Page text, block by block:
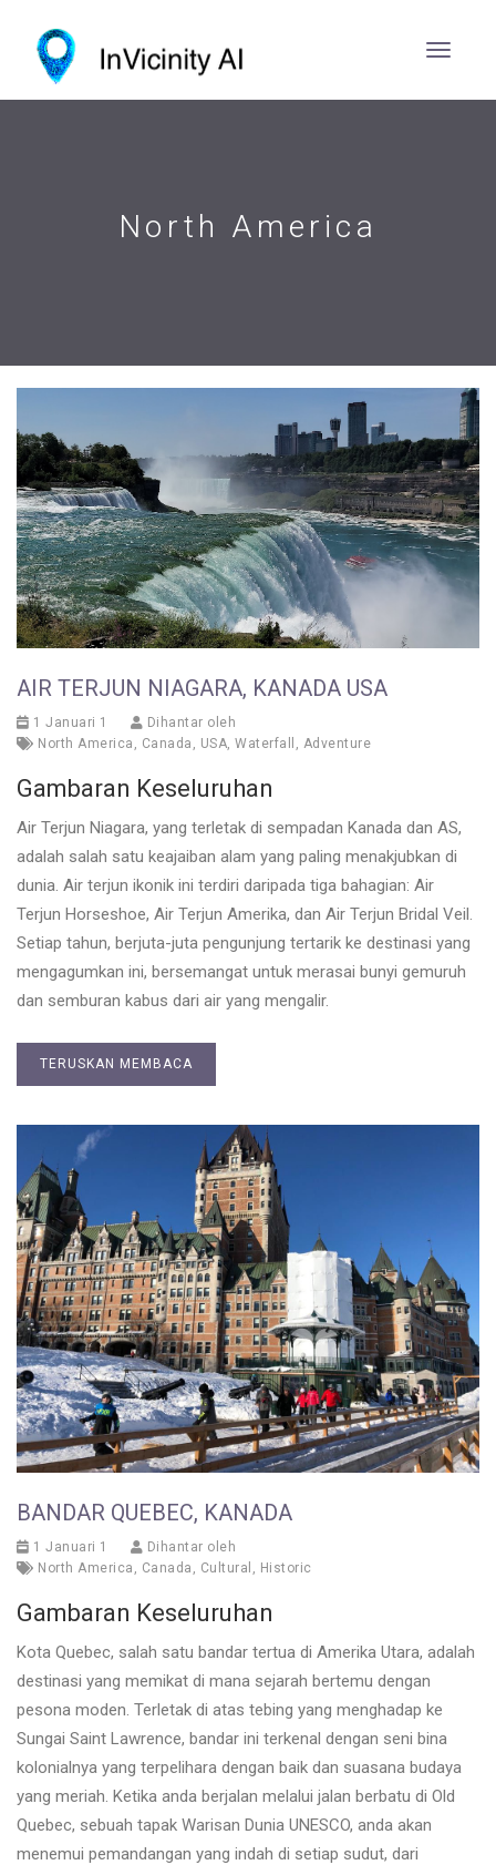
North America
AIR TERJUN NIAGARA, KANADA USA
1 Januari 1
Dihantar oleh
North America , Canada , USA, Waterfall , Adventure
Gambaran Keseluruhan
Air Terjun Niagara, yang terletak di sempadan Kanada dan AS,
adalah salah satu keajaiban alam yang paling menakjubkan di
dunia. Air terjun ikonik ini terdiri daripada tiga bahagian: Air
Terjun Horseshoe, Air Terjun Amerika, dan Air Terjun Bridal Veil.
Setiap tahun, berjuta-juta pengunjung tertarik ke destinasi yang
mengagumkan ini, bersemangat untuk merasai bunyi gemuruh
dan semburan kabus dari air yang mengalir.
TERUSKAN MEMBACA
BANDAR QUEBEC, KANADA
1 Januari 1
Dihantar oleh
North America
Canada Cultural Historic
Gambaran Keseluruhan
Kota Quebec, salah satu bandar tertua di Amerika Utara, adalah
destinasi yang memikat di mana sejarah bertemu dengan
pesona moden. Terletak di atas tebing yang menghadap ke
Sungai Saint Lawrence, bandar ini terkenal dengan seni bina
kolonialnya yang terpelihara dengan baik dan suasana budaya
yang meriah. Ketika anda berjalan melalui jalan berbatu di Old
Quebec, sebuah tapak Warisan Dunia UNESCO, anda akan
menemui pemandangan yang indah di setiap sudut, dari